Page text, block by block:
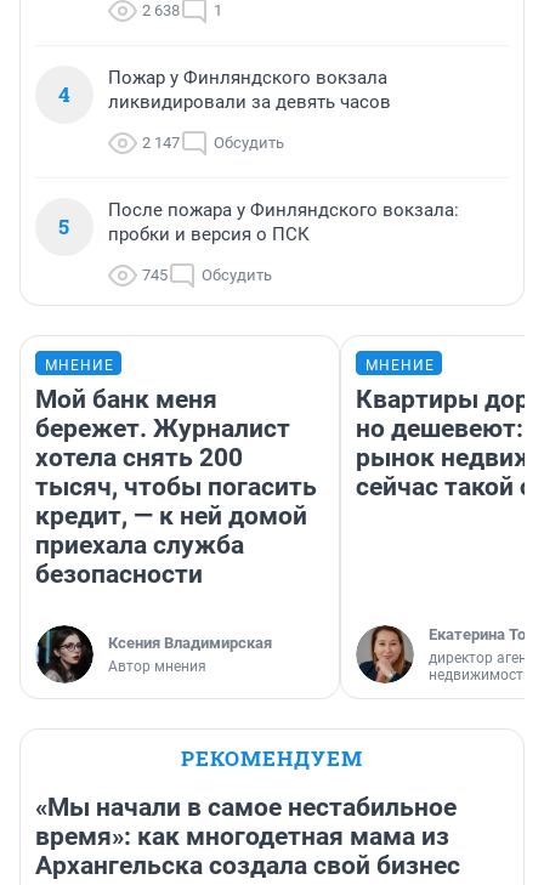
2 638 1
4
Пожар у Финляндского вокзала
ликвидировали за девять часов
2 147 Обсудить
5
После пожара у Финляндского вокзала:
пробки и версия о ПСК
745 Обсудить
МНЕНИЕ
Мой банк меня
бережет. Журналист
хотела снять 200
тысяч, чтобы погасить
кредит, — к ней домой
приехала служба
безопасности
Ксения Владимирская
Автор мнения
МНЕНИЕ
Квартиры
но дешевеют:
рынок
сейчас такой
Екатерина
директор
недвижимости
РЕКОМЕНДУЕМ
«Мы начали в самое нестабильное
время»: как многодетная мама из
Архангельска создала свой бизнес